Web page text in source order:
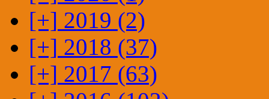
[+] 2019 (2)
[+] 2018 (37)
[+] 2017 (63)